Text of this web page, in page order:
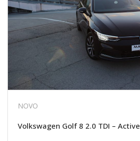
NOVO
Volkswagen Golf 8 2.0 TDI – Active